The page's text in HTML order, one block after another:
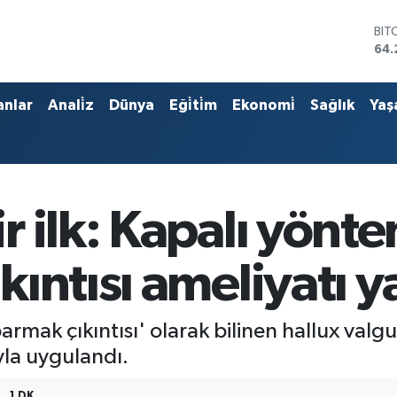
Anali̇z Dünya Eği̇ti̇m Ekonomi̇ Sağlık
ilk: Kapalı
ameliyatı
çıkıntısı' olarak bilinen hallux
uygulandı.